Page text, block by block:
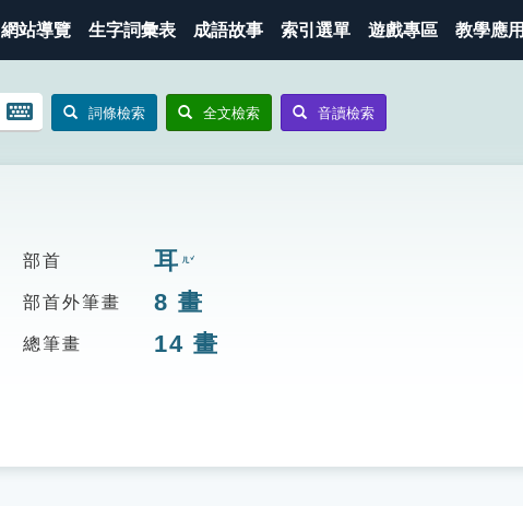
網站導覽 生字詞彙表 成語故事 索引選單 遊戲專區 教學應用
開
鍵
詞條檢索 全文檢索 音讀檢索
部首 耳 ㄦˇ
部首外筆畫 8 畫
總筆畫 14 畫